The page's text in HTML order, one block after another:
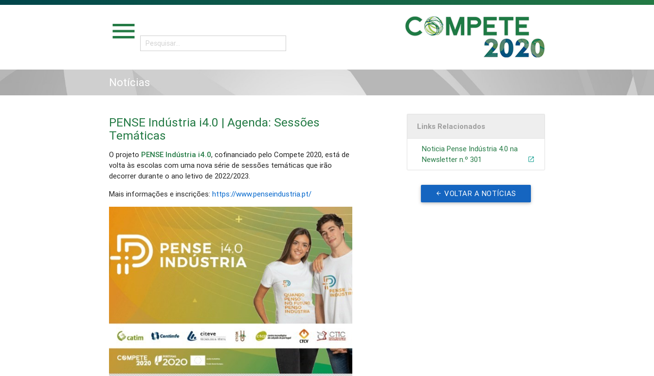
menu
Notícias
PENSE Indústria i4.0 | Agenda: Sessões
Temáticas
O projeto PENSE Indústria i4.0, cofinanciado pelo Compete 2020, está de
volta às escolas com uma nova série de sessões temáticas que irão
decorrer durante o ano letivo de 2022/2023.
Mais informações e inscrições:https://www.penseindustria.pt/
Links Relacionados
Noticia Pense Indústria 4.0 na
Newsletter n.º 301
VOLTAR A NOTÍCIAS